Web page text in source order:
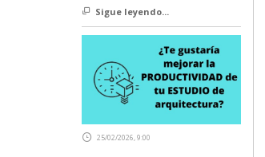
Sigue leyendo...
25/02/2026, 9:00